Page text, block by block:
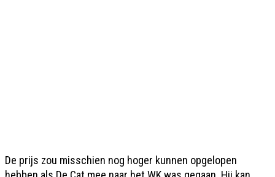
De prijs zou misschien nog hoger kunnen opgelopen